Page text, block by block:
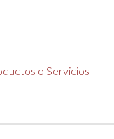
o Servicios